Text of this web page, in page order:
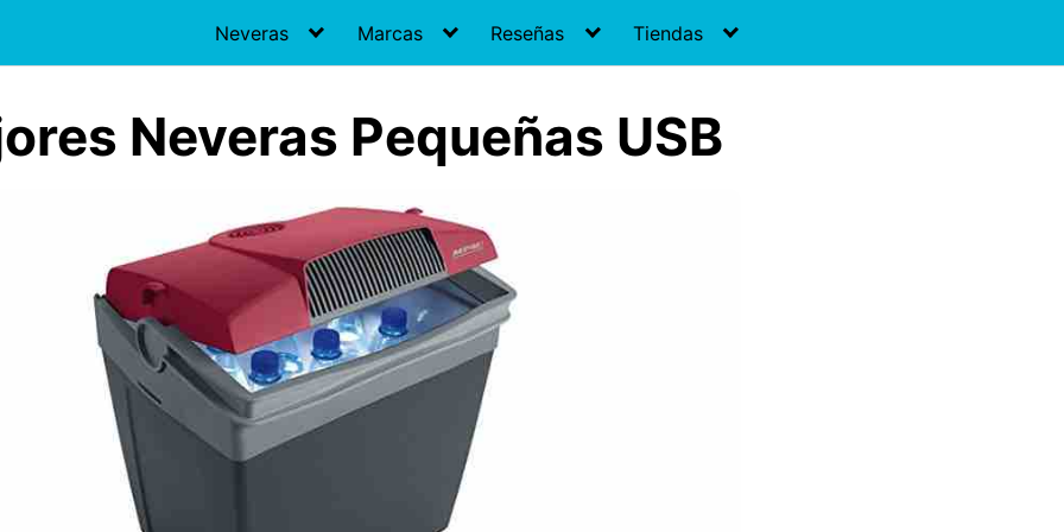
Neveras Marcas Reseñas Tiendas
Neveras Pequeñas USB